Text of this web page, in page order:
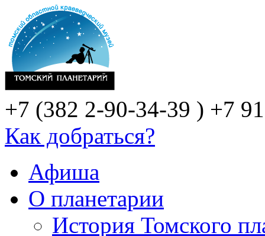
+7 (382 2-90-34-39 ) +7
Как добраться?
Афиша
О планетарии
История Томского